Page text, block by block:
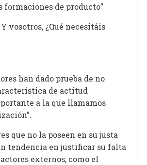
formaciones de producto”
vosotros, ¿Qué necesitáis
han dado prueba de no
de actitud
a la que llamamos
que no la poseen en su justa
tendencia en justificar su falta
externos, como el